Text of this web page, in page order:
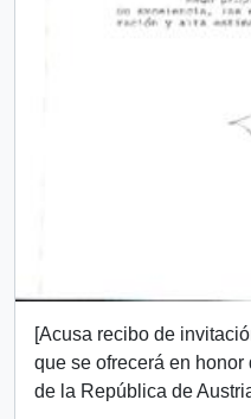
[Acusa recibo de
que se ofrecerá en honor
de la República de